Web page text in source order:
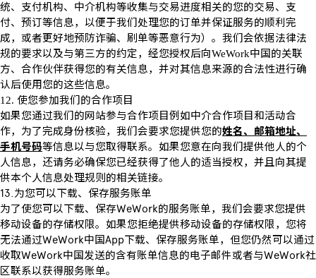
统、支付机构、中介机构等收集与交易进度相关的您的交易、支
付、预订等信息，以便于我们处理您的订单并保证服务的顺利完
成，或者更好地预防诈骗、刷单等恶意行为）。我们会依据法律法
规的要求以及与第三方的约定，经您授权后向WeWork中国的关联
方、合作伙伴获得您的有关信息，并对其信息来源的合法性进行确
认后使用您的这些信息。
12. 使您参加我们的合作项目
如果您通过我们的网站参与合作项目例如中介合作项目和活动合
作，为了完成身份核验，我们会要求您提供您的姓名、邮箱地址、
手机号码等信息以与您取得联系。如果您意在向我们提供他人的个
人信息，还请务必确保您已经获得了他人的适当授权，并且向其提
供本个人信息处理规则的相关链接。
13.为您可以下载、保存服务账单
为了使您可以下载、保存WeWork的服务账单，我们会要求您提供
移动设备的存储权限。如果您拒绝提供移动设备的存储权限，您将
无法通过WeWork中国App下载、保存服务账单，但您仍然可以通过
收取WeWork中国发送的含有账单信息的电子邮件或者与WeWork社
区联系以获得服务账单。